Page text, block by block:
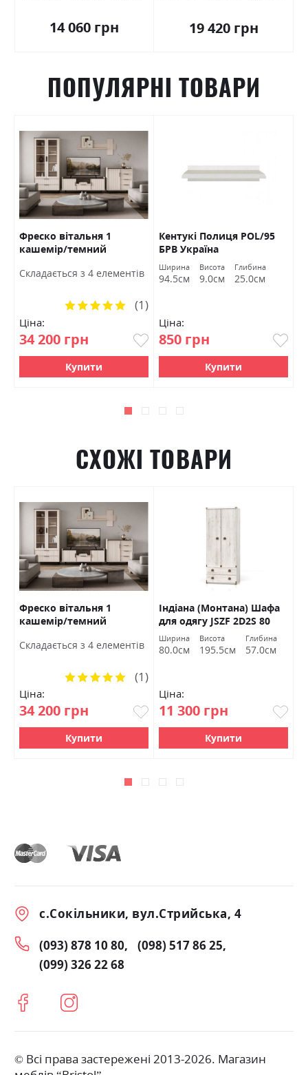
14 060 грн 19 420 грн
ПОПУЛЯРНІ ТОВАРИ
Фреско вітальня 1
кашемір/темний
Cкладається з 4 елементів
Ціна:
34 200 грн
Рейтинг:
(1)
Купити
Кентукі Полиця POL/95
БРВ Україна
Ширина
94.5см
Висота
9.0см
Глибина
25.0см
Ціна:
850 грн
Купити
СХОЖІ ТОВАРИ
Фреско вітальня 1
кашемір/темний
Cкладається з 4 елементів
Ціна:
34 200 грн
Рейтинг:
(1)
Купити
Індіана (Монтана) Шафа
для одягу JSZF 2D2S 80
сосна каньйон БРВ
Україна
Ширина
80.0см
Висота
195.5см
Глибина
57.0см
Ціна:
11 300 грн
Купити
с.Сокільники, вул.Стрийська, 4
(093) 878 10 80
(098) 517 86 25
(099) 326 22 68
© Всі права застережені 2013-2026. Магазин